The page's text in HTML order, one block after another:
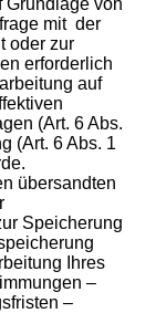
Grundlage von
mit der
oder zur
erforderlich
auf
(Art. 6 Abs.
(Art. 6 Abs. 1
übersandten
Speicherung
Ihres
–
–